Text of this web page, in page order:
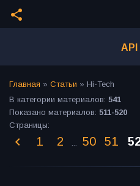
share
API
Главная » Статьи » Hi-Tech
В категории материалов: 541
Показано материалов: 511-520
Страницы:
1 2 ... 50 51